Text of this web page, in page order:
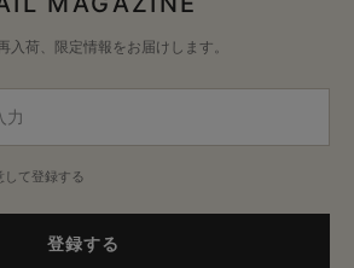
入荷、限定情報をお届けします。
して登録する
登録する